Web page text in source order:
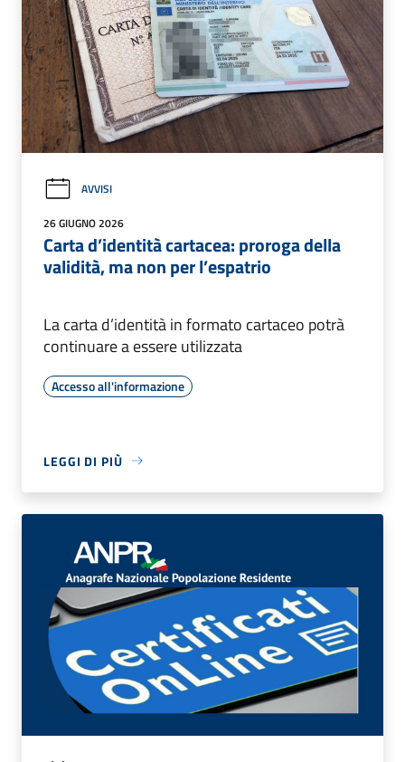
AVVISI
26 GIUGNO 2026
Carta d’identità cartacea: proroga della
validità, ma non per l’espatrio
La carta d’identità in formato cartaceo potrà
continuare a essere utilizzata
Accesso all'informazione
LEGGI DI PIÙ